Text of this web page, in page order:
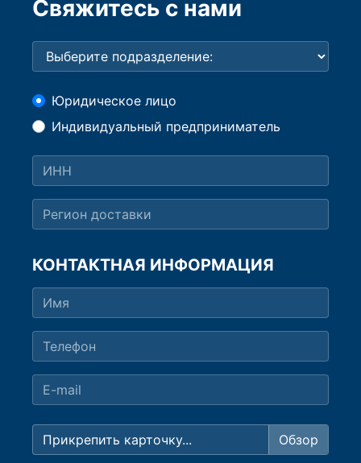
Свяжитесь с нами
Юридическое лицо
Индивидуальный предприниматель
КОНТАКТНАЯ ИНФОРМАЦИЯ
Прикрепить карточку...